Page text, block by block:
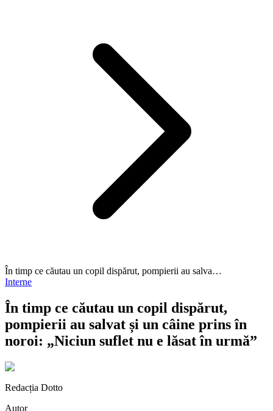
În timp ce căutau un copil dispărut, pompierii au salva…
Interne
În timp ce căutau un copil dispărut,
pompierii au salvat și un câine prins în
noroi: „Niciun suflet nu e lăsat în urmă”
Redacția Dotto
Autor